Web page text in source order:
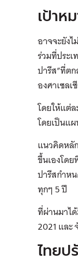
เป้าห
อาจจะยัง
ร่วมที่ประ
ปารีส”ที่ต
องศาเซลเ
โดยให้แต่
โดยเป็นแ
แนวคิดหลั
ขึ้นเองโด
ปารีสกำห
ทุกๆ 5 ปี
ที่ผ่านมาไ
2021 และ
ไทยป